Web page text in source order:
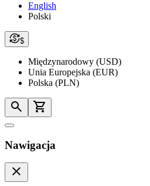
English
Polski
$
Międzynarodowy (USD)
Unia Europejska (EUR)
Polska (PLN)
Nawigacja